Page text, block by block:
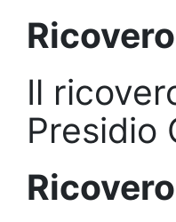
Il
Presidio